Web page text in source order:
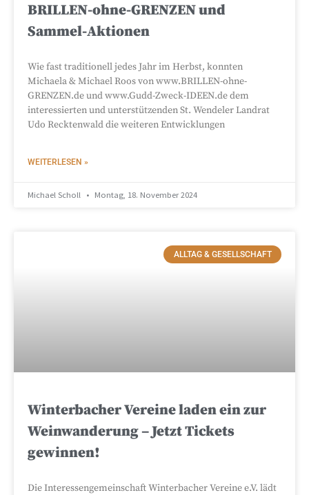
BRILLEN-ohne-GRENZEN und
Sammel-Aktionen
Wie fast traditionell jedes Jahr im Herbst, konnten
Michaela & Michael Roos von www.BRILLEN-ohne-
GRENZEN.de und www.Gudd-Zweck-IDEEN.de dem
interessierten und unterstützenden St. Wendeler Landrat
Udo Recktenwald die weiteren Entwicklungen
WEITERLESEN »
Michael Scholl Montag, 18. November 2024
ALLTAG & GESELLSCHAFT
Winterbacher Vereine laden ein zur
Weinwanderung – Jetzt Tickets
gewinnen!
Die Interessengemeinschaft Winterbacher Vereine e.V. lädt